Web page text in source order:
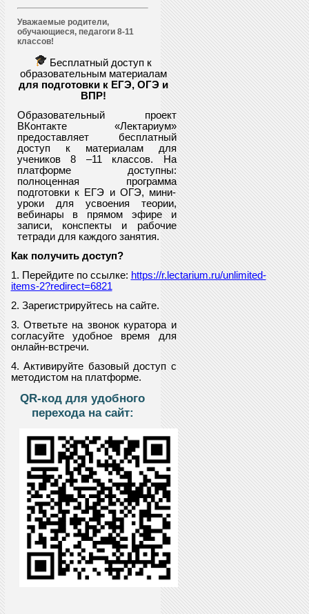
Уважаемые родители,
обучающиеся, педагоги 8-11
классов!
Бесплатный доступ к
образовательным материалам
для подготовки к ЕГЭ, ОГЭ и
ВПР!
Образовательный проект
ВКонтакте «Лектариум»
предоставляетбесплатный
доступ к материалам для
учеников 8 –11 классов. На
платформе доступны:
полноценная программа
подготовки к ЕГЭ и ОГЭ, мини-
уроки для усвоения теории,
вебинары в прямом эфире и
записи, конспекты и рабочие
тетради для каждого занятия.
Как получить доступ?
1. Перейдите по ссылке: https://r.lectarium.ru/unlimited-
items-2?redirect=6821
2. Зарегистрируйтесь на сайте.
3. Ответьте на звонок куратора и
согласуйте удобное время для
онлайн-встречи.
4. Активируйте базовый доступ с
методистом на платформе.
QR-код для удобного
перехода на сайт: